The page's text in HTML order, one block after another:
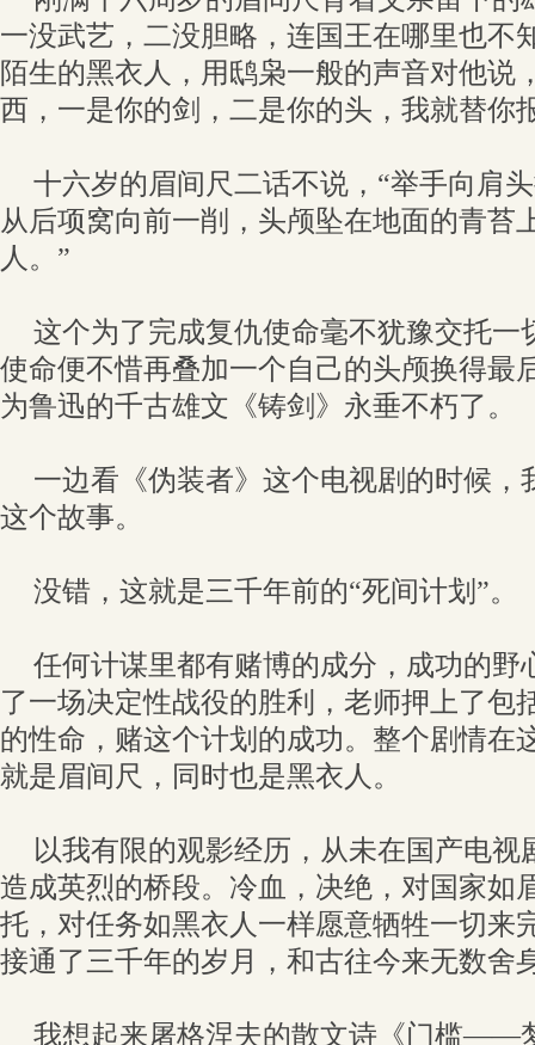
一没武艺，二没胆略，连国王在哪里也不
陌生的黑衣人，用鸱枭一般的声音对他说
西，一是你的剑，二是你的头，我就替你
十六岁的眉间尺二话不说，“举手向肩
从后项窝向前一削，头颅坠在地面的青苔
人。”
这个为了完成复仇使命毫不犹豫交托一
使命便不惜再叠加一个自己的头颅换得最
为鲁迅的千古雄文《铸剑》永垂不朽了。
一边看《伪装者》这个电视剧的时候，
这个故事。
没错，这就是三千年前的“死间计划”。
任何计谋里都有赌博的成分，成功的野
了一场决定性战役的胜利，老师押上了包
的性命，赌这个计划的成功。整个剧情在
就是眉间尺，同时也是黑衣人。
以我有限的观影经历，从未在国产电视
造成英烈的桥段。冷血，决绝，对国家如
托，对任务如黑衣人一样愿意牺牲一切来
接通了三千年的岁月，和古往今来无数舍
我想起来屠格涅夫的散文诗《门槛——